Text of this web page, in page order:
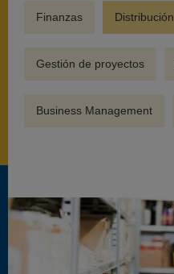
Finanzas Distribución
Gestión de proyectos
Business Management